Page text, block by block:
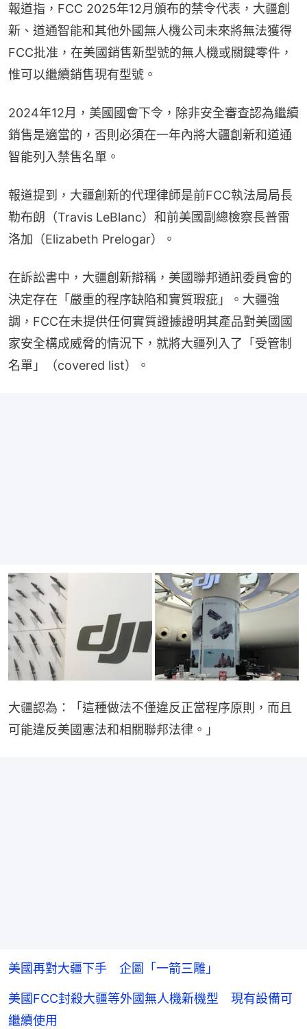
報道指，FCC 2025年12月頒布的禁令代表，大疆創
新、道通智能和其他外國無人機公司未來將無法獲得
FCC批准，在美國銷售新型號的無人機或關鍵零件，
惟可以繼續銷售現有型號。
2024年12月，美國國會下令，除非安全審查認為繼續
銷售是適當的，否則必須在一年內將大疆創新和道通
智能列入禁售名單。
報道提到，大疆創新的代理律師是前FCC執法局局長
勒布朗（Travis LeBlanc）和前美國副總檢察長普雷
洛加（Elizabeth Prelogar）。
在訴訟書中，大疆創新辯稱，美國聯邦通訊委員會的
決定存在「嚴重的程序缺陷和實質瑕疵」。大疆強
調，FCC在未提供任何實質證據證明其產品對美國國
家安全構成威脅的情況下，就將大疆列入了「受管制
名單」（covered list）。
大疆認為：「這種做法不僅違反正當程序原則，而且
可能違反美國憲法和相關聯邦法律。」
美國再對大疆下手 企圖「一箭三雕」
美國FCC封殺大疆等外國無人機新機型 現有設備可
繼續使用